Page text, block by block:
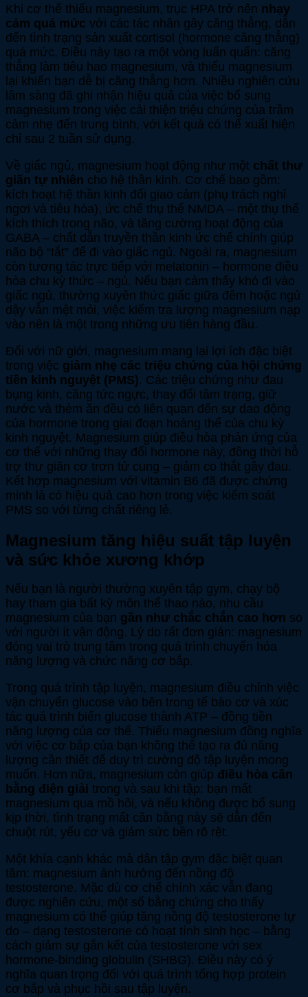
Khi cơ thể thiếu magnesium, trục HPA trở nên nhạy
cảm quá mức với các tác nhân gây căng thẳng, dẫn
đến tình trạng sản xuất cortisol (hormone căng thẳng)
quá mức. Điều này tạo ra một vòng luẩn quẩn: căng
thẳng làm tiêu hao magnesium, và thiếu magnesium
lại khiến bạn dễ bị căng thẳng hơn. Nhiều nghiên cứu
lâm sàng đã ghi nhận hiệu quả của việc bổ sung
magnesium trong việc cải thiện triệu chứng của trầm
cảm nhẹ đến trung bình, với kết quả có thể xuất hiện
chỉ sau 2 tuần sử dụng.
Về giấc ngủ, magnesium hoạt động như một chất thư
giãn tự nhiên cho hệ thần kinh. Cơ chế bao gồm:
kích hoạt hệ thần kinh đối giao cảm (phụ trách nghỉ
ngơi và tiêu hóa), ức chế thụ thể NMDA – một thụ thể
kích thích trong não, và tăng cường hoạt động của
GABA – chất dẫn truyền thần kinh ức chế chính giúp
não bộ “tắt” để đi vào giấc ngủ. Ngoài ra, magnesium
còn tương tác trực tiếp với melatonin – hormone điều
hòa chu kỳ thức – ngủ. Nếu bạn cảm thấy khó đi vào
giấc ngủ, thường xuyên thức giấc giữa đêm hoặc ngủ
dậy vẫn mệt mỏi, việc kiểm tra lượng magnesium nạp
vào nên là một trong những ưu tiên hàng đầu.
Đối với nữ giới, magnesium mang lại lợi ích đặc biệt
trong việc giảm nhẹ các triệu chứng của hội chứng
tiền kinh nguyệt (PMS). Các triệu chứng như đau
bụng kinh, căng tức ngực, thay đổi tâm trạng, giữ
nước và thèm ăn đều có liên quan đến sự dao động
của hormone trong giai đoạn hoàng thể của chu kỳ
kinh nguyệt. Magnesium giúp điều hòa phản ứng của
cơ thể với những thay đổi hormone này, đồng thời hỗ
trợ thư giãn cơ trơn tử cung – giảm co thắt gây đau.
Kết hợp magnesium với vitamin B6 đã được chứng
minh là có hiệu quả cao hơn trong việc kiểm soát
PMS so với từng chất riêng lẻ.
Magnesium tăng hiệu suất tập luyện
và sức khỏe xương khớp
Nếu bạn là người thường xuyên tập gym, chạy bộ
hay tham gia bất kỳ môn thể thao nào, nhu cầu
magnesium của bạn gần như chắc chắn cao hơn so
với người ít vận động. Lý do rất đơn giản: magnesium
đóng vai trò trung tâm trong quá trình chuyển hóa
năng lượng và chức năng cơ bắp.
Trong quá trình tập luyện, magnesium điều chỉnh việc
vận chuyển glucose vào bên trong tế bào cơ và xúc
tác quá trình biến glucose thành ATP – đồng tiền
năng lượng của cơ thể. Thiếu magnesium đồng nghĩa
với việc cơ bắp của bạn không thể tạo ra đủ năng
lượng cần thiết để duy trì cường độ tập luyện mong
muốn. Hơn nữa, magnesium còn giúp điều hòa cân
bằng điện giải trong và sau khi tập: bạn mất
magnesium qua mồ hôi, và nếu không được bổ sung
kịp thời, tình trạng mất cân bằng này sẽ dẫn đến
chuột rút, yếu cơ và giảm sức bền rõ rệt.
Một khía cạnh khác mà dân tập gym đặc biệt quan
tâm: magnesium ảnh hưởng đến nồng độ
testosterone. Mặc dù cơ chế chính xác vẫn đang
được nghiên cứu, một số bằng chứng cho thấy
magnesium có thể giúp tăng nồng độ testosterone tự
do – dạng testosterone có hoạt tính sinh học – bằng
cách giảm sự gắn kết của testosterone với sex
hormone-binding globulin (SHBG). Điều này có ý
nghĩa quan trọng đối với quá trình tổng hợp protein
cơ bắp và phục hồi sau tập luyện.